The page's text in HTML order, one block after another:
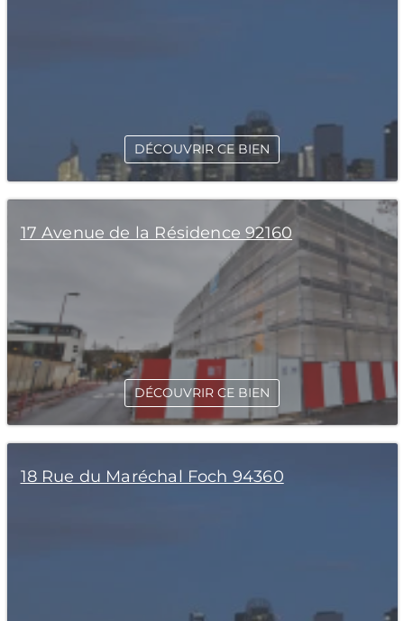
DÉCOUVRIR CE BIEN
17 Avenue de la Résidence 92160
DÉCOUVRIR CE BIEN
18 Rue du Maréchal Foch 94360